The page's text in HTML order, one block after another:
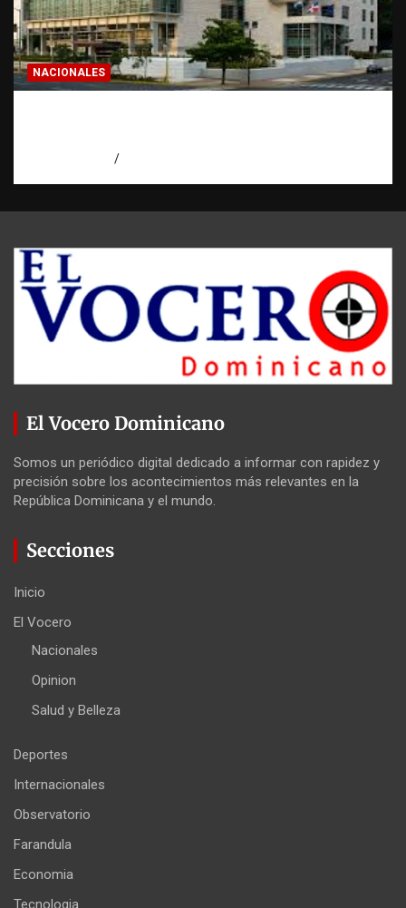
NACIONALES
El Vocero Dominicano
Somos un periódico digital dedicado a informar con rapidez y
precisión sobre los acontecimientos más relevantes en la
República Dominicana y el mundo.
Secciones
Inicio
El Vocero
Nacionales
Opinion
Salud y Belleza
Deportes
Internacionales
Observatorio
Farandula
Economia
Tecnologia